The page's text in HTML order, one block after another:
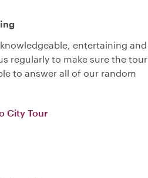
entertaining and
regularly to make sure the tour
to answer all of our random
City Tour